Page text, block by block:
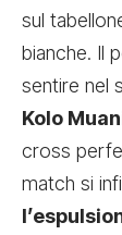
sul
bianche. Il
sentire nel
Kolo
cross
match si